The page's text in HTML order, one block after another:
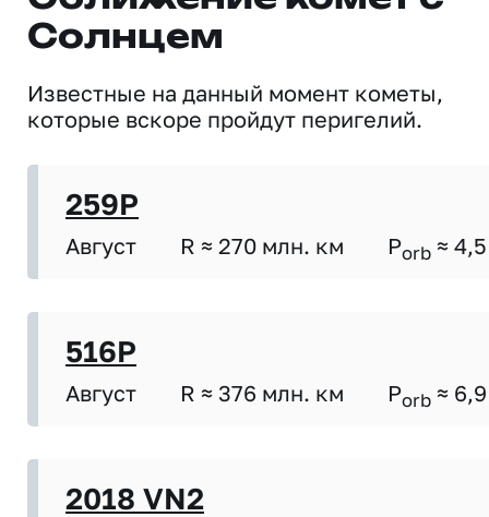
Солнцем
Известные на данный момент кометы,
которые вскоре пройдут перигелий.
259P
Август R ≈ 270 млн. км Porb ≈ 4,5
516P
Август R ≈ 376 млн. км Porb ≈ 6,9
2018 VN2